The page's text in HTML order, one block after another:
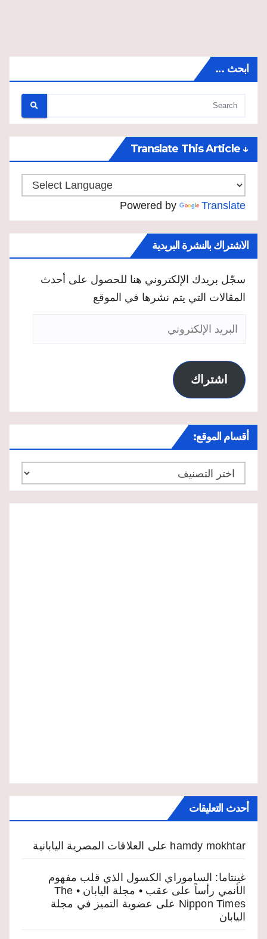
ابحث …
↓ Translate This Article
Powered by Translate
الاشتراك بالنشرة البريدية
سجّل بريدك الإلكتروني هنا للحصول على أحدث
المقالات التي يتم نشرها في الموقع
البريد
اشتراك
أقسام الموقع:
أقسام
الموقع:
أحدث التعليقات
hamdy mokhtar على العلاقات المصرية اليابانية
غينتاما: الساموراي الكسول الذي قلب مفهوم
الأنمي رأساً على عقب • مجلة اليابان • The
Nippon Times على عضوية التميز في مجلة
اليابان